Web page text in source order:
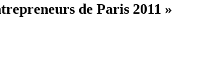
de Paris 2011 »